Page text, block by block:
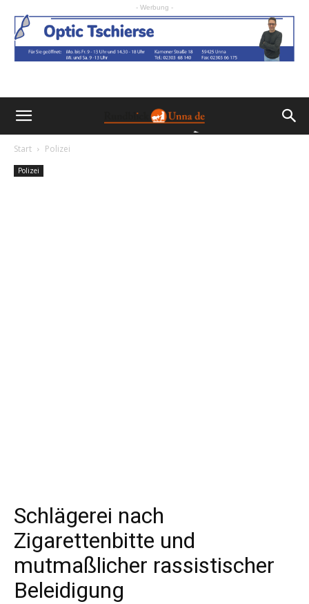
- Werbung -
Start Polizei
Polizei
Schlägerei nach
Zigarettenbitte und
mutmaßlicher rassistischer
Beleidigung